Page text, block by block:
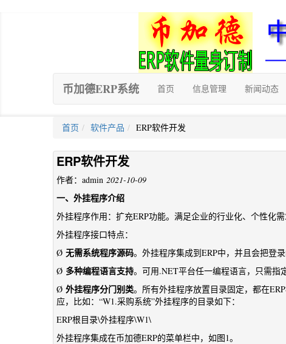
币加德ERP系统 首页 信息管理 新闻动态
首页 软件产品 ERP软件开发
ERP软件开发
作者：admin 2021-10-09
一、外挂程序介绍
外挂程序作用：扩充ERP功能。满足企业的行业化、个性化需
外挂程序接口特点：
Ø 无需系统程序源码。外挂程序集成到ERP中，并且会把登
Ø 多种编程语言支持。可用.NET平台任一编程语言，只需指
Ø 外挂程序分门别类。所有外挂程序放置目录固定，都在
应，比如：“W1.采购系统”外挂程序的目录如下：
ERP根目录\外挂程序\W1\
外挂程序集成在币加德ERP的菜单栏中，如图1。